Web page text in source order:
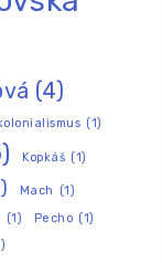
(4)
(1)
Kopkáš (1)
Mach
(1)
(1) Pecho (1)